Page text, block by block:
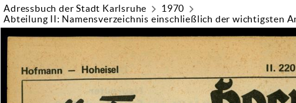
Adressbuch der Stadt Karlsruhe
1970
Abteilung II: Namensverzeichnis einschließlich der wichtigsten